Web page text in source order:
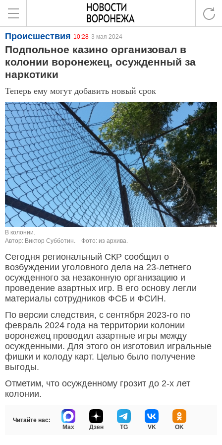
Происшествия 10:28 3 мая 2024
Подпольное казино организовал в
колонии воронежец, осужденный за
наркотики
Теперь ему могут добавить новый срок
В колонии.
Автор: Виктор Субботин.
Фото: из архива.
Сегодня региональный СКР сообщил о
возбуждении уголовного дела на 23-летнего
осужденного за незаконную организацию и
проведение азартных игр. В его основу легли
материалы сотрудников ФСБ и ФСИН.
По версии следствия, с сентября 2023-го по
февраль 2024 года на территории колонии
воронежец проводил азартные игры между
осужденными. Для этого он изготовил игральные
фишки и колоду карт. Целью было получение
выгоды.
Отметим, что осужденному грозит до 2-х лет
колонии.
Читайте нас:
Max
Дзен TG VK OK